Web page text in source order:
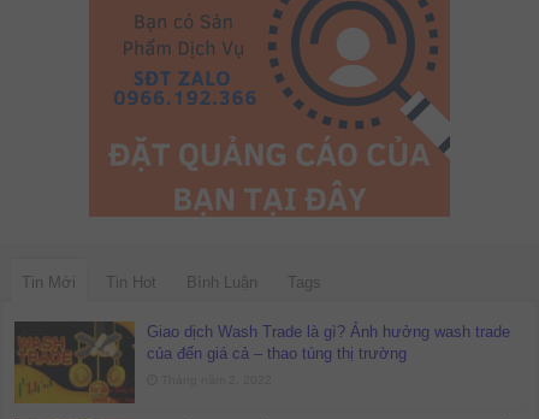
Tin Mới Tin Hot Bình Luận Tags
Giao dịch Wash Trade là gì? Ảnh hưởng wash trade
của đến giá cả – thao túng thị trường